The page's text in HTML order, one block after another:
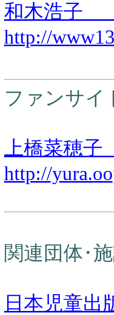
和木浩子
http://
ファンサイ
上橋菜穂
http://
関連団体･
日本児童出